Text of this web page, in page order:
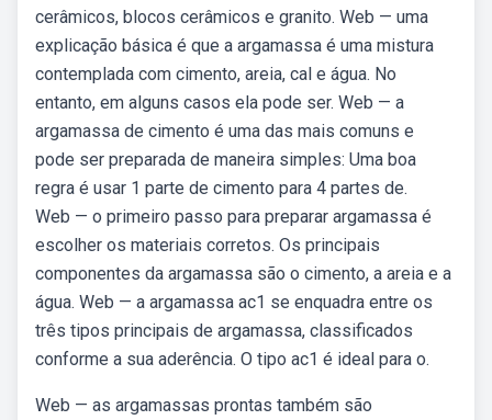
cerâmicos, blocos cerâmicos e granito. Web — uma
explicação básica é que a argamassa é uma mistura
contemplada com cimento, areia, cal e água. No
entanto, em alguns casos ela pode ser. Web — a
argamassa de cimento é uma das mais comuns e
pode ser preparada de maneira simples: Uma boa
regra é usar 1 parte de cimento para 4 partes de.
Web — o primeiro passo para preparar argamassa é
escolher os materiais corretos. Os principais
componentes da argamassa são o cimento, a areia e a
água. Web — a argamassa ac1 se enquadra entre os
três tipos principais de argamassa, classificados
conforme a sua aderência. O tipo ac1 é ideal para o.
Web — as argamassas prontas também são